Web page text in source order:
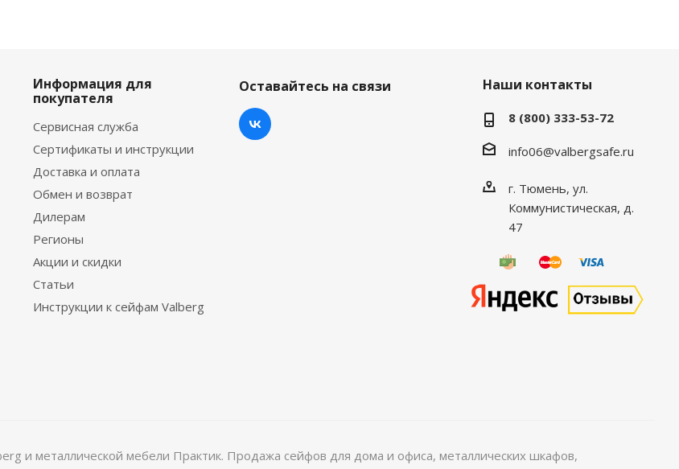
Информация для
покупателя
Сервисная служба
Сертификаты и инструкции
Доставка и оплата
Обмен и возврат
Дилерам
Регионы
Акции и скидки
Статьи
Инструкции к сейфам Valberg
Оставайтесь на связи Наши контакты
8 (800) 333-53-72
info06@valbergsafe.ru
г. Тюмень, ул.
Коммунистическая, д.
47
и металлической мебели Практик. Продажа сейфов для дома и офиса, металлических шкафов,